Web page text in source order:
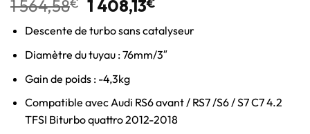
1 564,58€ 1 408,13€
Descente de turbo sans catalyseur
Diamètre du tuyau : 76mm/3″
Gain de poids : -4,3kg
Compatible avec Audi RS6 avant / RS7 /S6 / S7 C7 4.2
TFSI Biturbo quattro 2012-2018